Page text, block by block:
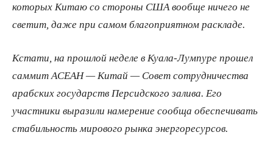
которых Китаю со стороны США вообще ничего не
светит, даже при самом благоприятном раскладе.
Кстати, на прошлой неделе в Куала-Лумпуре прошел
саммит АСЕАН — Китай — Совет сотрудничества
арабских государств Персидского залива. Его
участники выразили намерение сообща обеспечивать
стабильность мирового рынка энергоресурсов.